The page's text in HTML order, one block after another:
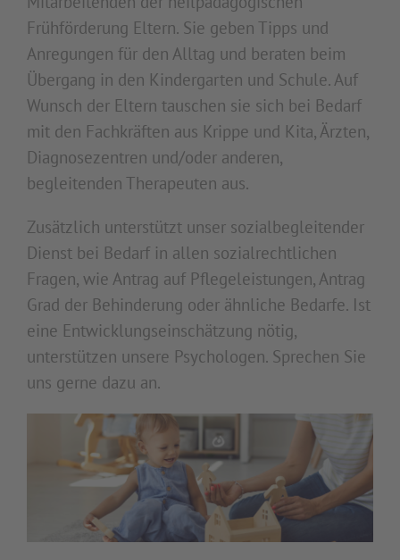
Frühförderung Eltern. Sie geben Tipps und
Anregungen für den Alltag und beraten beim
Übergang in den Kindergarten und Schule. Auf
Wunsch der Eltern tauschen sie sich bei Bedarf
mit den Fachkräften aus Krippe und Kita, Ärzten,
Diagnosezentren und/oder anderen,
begleitenden Therapeuten aus.
Zusätzlich unterstützt unser sozialbegleitender
Dienst bei Bedarf in allen sozialrechtlichen
Fragen, wie Antrag auf Pflegeleistungen, Antrag
Grad der Behinderung oder ähnliche Bedarfe. Ist
eine Entwicklungseinschätzung nötig,
unterstützen unsere Psychologen. Sprechen Sie
uns gerne dazu an.